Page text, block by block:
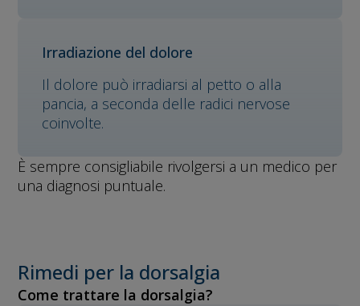
Irradiazione del dolore
Il dolore può irradiarsi al petto o alla
pancia, a seconda delle radici nervose
coinvolte.
È sempre consigliabile rivolgersi a un medico per
una diagnosi puntuale.
Rimedi per la dorsalgia
Come trattare la dorsalgia?